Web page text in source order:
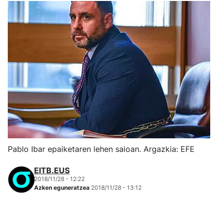
Pablo Ibar epaiketaren lehen saioan. Argazkia: EFE
EITB.EUS
2018/11/28 - 12:22
Azken eguneratzea 2018/11/28 - 13:12